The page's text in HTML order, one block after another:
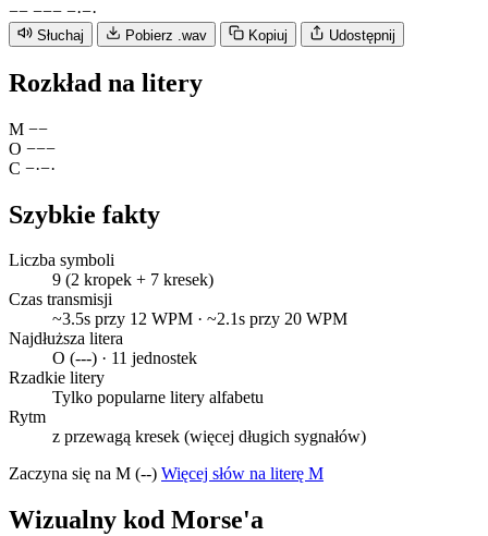
−− −−− −·−·
Słuchaj Pobierz .wav Kopiuj Udostępnij
Rozkład na litery
M −−
O −−−
C −·−·
Szybkie fakty
Liczba symboli
9 (2 kropek + 7 kresek)
Czas transmisji
~3.5s przy 12 WPM · ~2.1s przy 20 WPM
Najdłuższa litera
O (---) · 11 jednostek
Rzadkie litery
Tylko popularne litery alfabetu
Rytm
z przewagą kresek (więcej długich sygnałów)
Zaczyna się na M (--) Więcej słów na literę M
Wizualny kod Morse'a